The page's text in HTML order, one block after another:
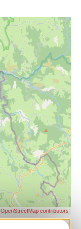
OpenStreetMap contributors